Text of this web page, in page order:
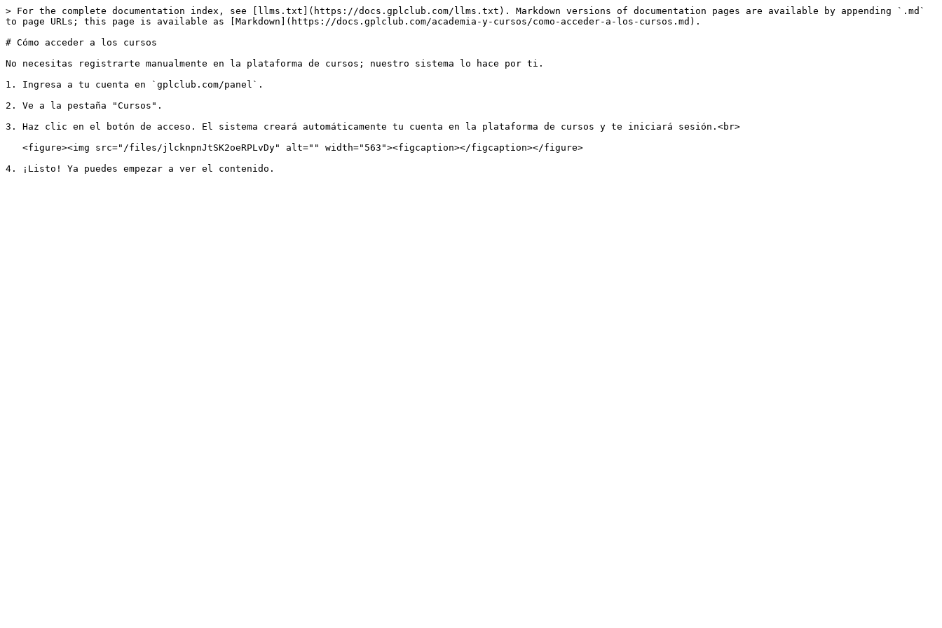
> For the complete documentation index, see [llms.txt](https://docs.gplclub.com/llms.txt). Markdown versions of documentation pages are available by appending `.md`
to page URLs; this page is available as [Markdown](https://docs.gplclub.com/academia-y-cursos/como-acceder-a-los-cursos.md).
# Cómo acceder a los cursos
No necesitas registrarte manualmente en la plataforma de cursos; nuestro sistema lo hace por ti.
1. Ingresa a tu cuenta en `gplclub.com/panel`.
2. Ve a la pestaña "Cursos".
3. Haz clic en el botón de acceso. El sistema creará automáticamente tu cuenta en la plataforma de cursos y te iniciará sesión.<br>